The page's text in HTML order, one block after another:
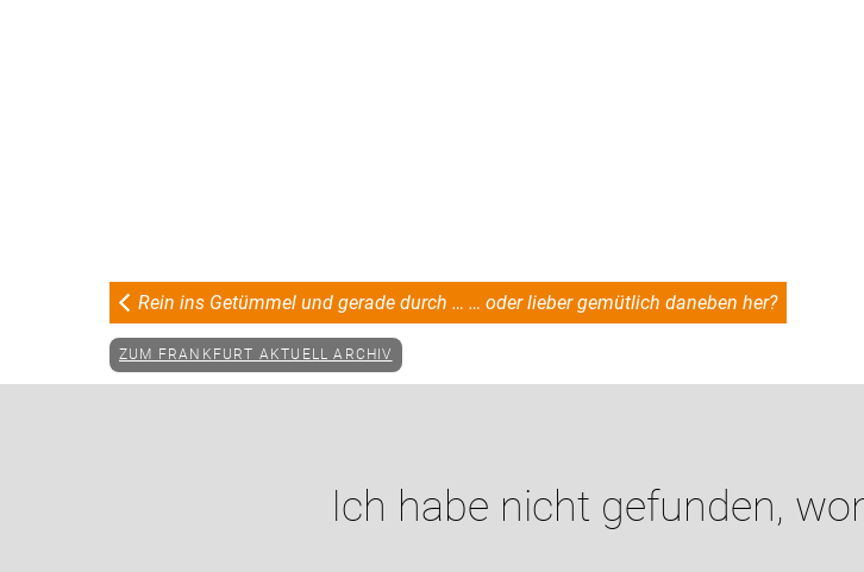
Rein ins Getümmel und gerade durch … … oder lieber gemütlich daneben her?
ZUM FRANKFURT AKTUELL ARCHIV
Ich habe nicht gefunden,